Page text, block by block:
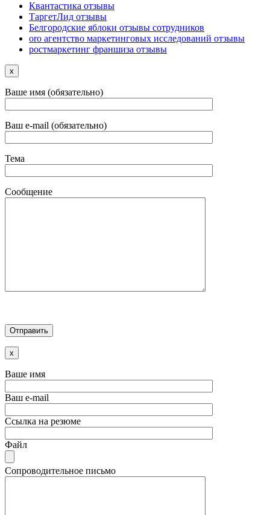
Квантастика отзывы
ТаргетЛид отзывы
Белгородские яблоки отзывы сотрудников
oro агентство маркетинговых исследований отзывы
ростмаркетинг франшиза отзывы
x
Ваше имя (обязательно)
Ваш e-mail (обязательно)
Тема
Сообщение
x
Ваше имя
Ваш e-mail
Ссылка на резюме
Файл
Сопроводительное письмо